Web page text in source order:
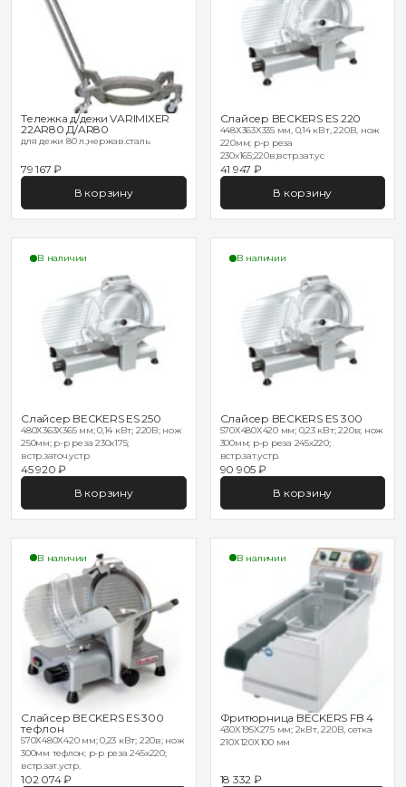
Тележка д/дежи VARIMIXER
22AR80 Д/AR80
для дежи 80 л.;нержав.сталь
79 167 ₽
В корзину
Слайсер BECKERS ES 220
448Х363Х335 мм, 0,14 кВт, 220В, нож
220мм; р-р реза
230х165;220в;встр.зат.ус
41 947 ₽
В корзину
В наличии
Слайсер BECKERS ES 250
480Х363Х365 мм; 0,14 кВт; 220В; нож
250мм; р-р реза 230х175;
встр.заточ.устр
45 920 ₽
В корзину
В наличии
Слайсер BECKERS ES 300
570Х480Х420 мм; 0,23 кВт; 220в; нож
300мм; р-р реза 245х220;
встр.зат.устр.
90 905 ₽
В корзину
В наличии
Слайсер BECKERS ES 300
тефлон
570Х480Х420 мм; 0,23 кВт; 220в; нож
300мм тефлон; р-р реза 245х220;
встр.зат.устр.
102 074 ₽
В наличии
Фритюрница BECKERS FB 4
430X195X275 мм; 2кВт, 220В, сетка
210Х120Х100 мм
18 332 ₽